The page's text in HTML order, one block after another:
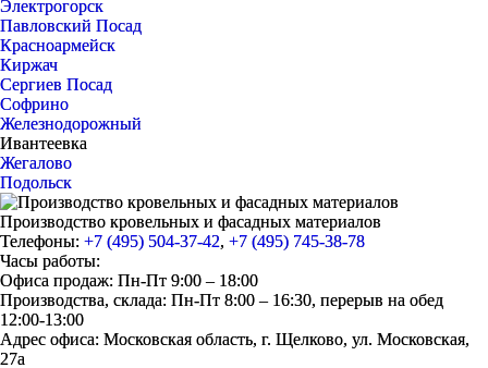
Электрогорск
Павловский Посад
Красноармейск
Киржач
Сергиев Посад
Софрино
Железнодорожный
Ивантеевка
Жегалово
Подольск
Производство кровельных и фасадных материалов
Телефоны: +7 (495) 504-37-42, +7 (495) 745-38-78
Часы работы:
Офиса продаж: Пн-Пт 9:00 – 18:00
Производства, склада: Пн-Пт 8:00 – 16:30, перерыв на обед
12:00-13:00
Адрес офиса: Московская область, г. Щелково, ул. Московская,
27а